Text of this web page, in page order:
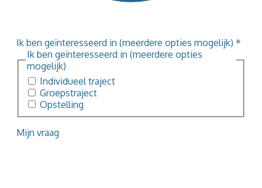
Ik ben geïnteresseerd in (meerdere opties mogelijk) *
Ik ben geïnteresseerd in (meerdere opties
mogelijk)
Individueel traject
Groepstraject
Opstelling
Mijn vraag